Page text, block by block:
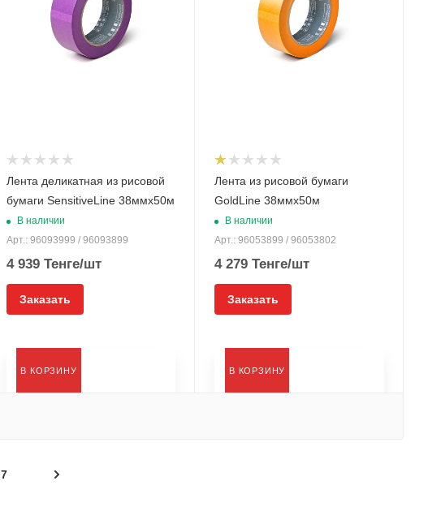
Лента деликатная из рисовой
бумаги SensitiveLine 38ммx50м
В наличии
Арт.: 96093999 / 96093899
4 939Тенге/шт
Заказать
В КОРЗИНУ
Лента из рисовой бумаги
GoldLine 38ммx50м
В наличии
Арт.: 96053899 / 96053802
4 279 Тенге/шт
Заказать
В КОРЗИНУ
7